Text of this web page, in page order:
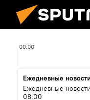
00:00
Ежедневные
Ежедневные
08:00